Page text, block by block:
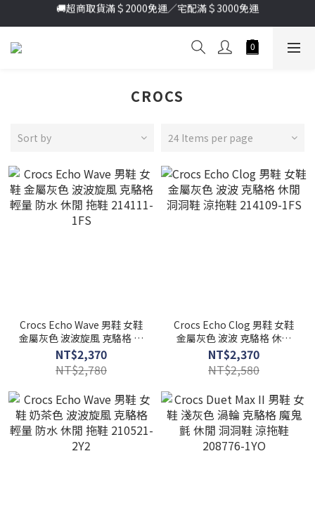
加入新會員送首購金＄100🔥點我註冊➞
加入新會員送首購金＄100🔥點我註冊➞
CROCS
Sort by 24 Items per page
Crocs Echo Wave 男鞋 女鞋
金屬灰色 波波旋風 克駱格 輕
量 防水 休閒 拖鞋 214111-
1FS
NT$2,370
NT$2,780
Crocs Echo Clog 男鞋 女鞋
金屬灰色 波波 克駱格 休閒
洞洞鞋 涼拖鞋 214109-1FS
NT$2,370
NT$2,580